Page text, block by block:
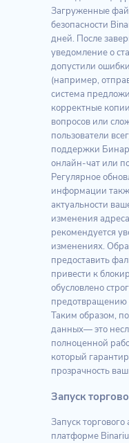
Загруженные
безопасности
дней. После
уведомление о
допустили
(например,
система
корректные
вопросов или
пользователи
поддержки
онлайн-чат или
Регулярное
информации
актуальности
изменения
рекомендуется
изменениях.
предоставить
привести к
обусловлено
предотвращению
Таким образом,
данных— это
полноценной
который
прозрачность
Запуск
Запуск
платформе